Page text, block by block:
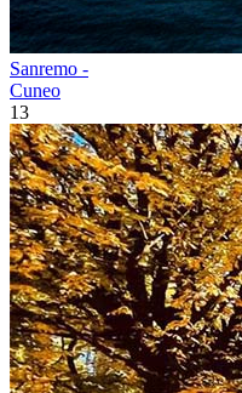
Sanremo -
Cuneo
13